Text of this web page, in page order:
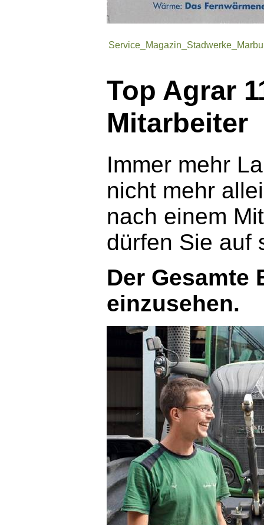
Top Agrar
Mitarbeiter
Immer mehr
nicht mehr
nach einem
dürfen Sie auf
Der Gesamte
einzusehen.